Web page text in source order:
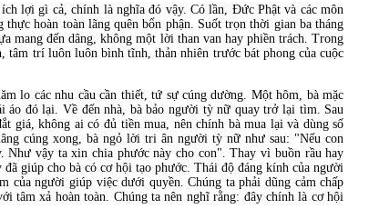
lợi gì cả, chính là nghĩa đó vậy. Có lần, Đức Phật và các môn
hoàn toàn lãng quên bổn phận. Suốt trọn thời gian ba tháng
mang đến dâng, không một lời than van hay phiền trách. Trong
tâm trí luôn luôn bình tĩnh, thản nhiên trước bát phong của cuộc
lo các nhu cầu cần thiết, tứ sự cúng dường. Một hôm, bà mặc
đó lại. Về đến nhà, bà bảo người tỳ nữ quay trở lại tìm. Sau
giá, không ai có đủ tiền mua, nên chính bà mua lại và dùng số
cúng xong, bà ngỏ lời tri ân người tỳ nữ như sau: "Nếu con
Như vậy ta xin chia phước này cho con". Thay vì buồn rầu hay
giúp cho bà có cơ hội tạo phước. Thái độ đáng kính của người
của người giúp việc dưới quyền. Chúng ta phải dũng cảm chấp
tâm xả hoàn toàn. Chúng ta nên nghĩ rằng: đây chính là cơ hội